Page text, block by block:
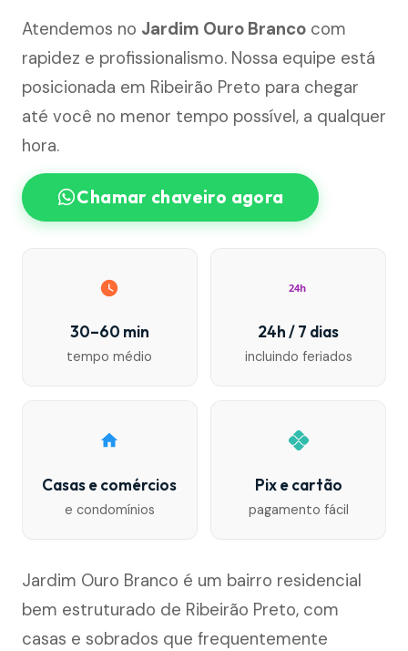
Atendemos no Jardim Ouro Branco com
rapidez e profissionalismo. Nossa equipe está
posicionada em Ribeirão Preto para chegar
até você no menor tempo possível, a qualquer
hora.
Chamar chaveiro agora
30–60 min
tempo médio
24h
24h / 7 dias
incluindo feriados
Casas e comércios
e condomínios
Pix e cartão
pagamento fácil
Jardim Ouro Branco é um bairro residencial
bem estruturado de Ribeirão Preto, com
casas e sobrados que frequentemente